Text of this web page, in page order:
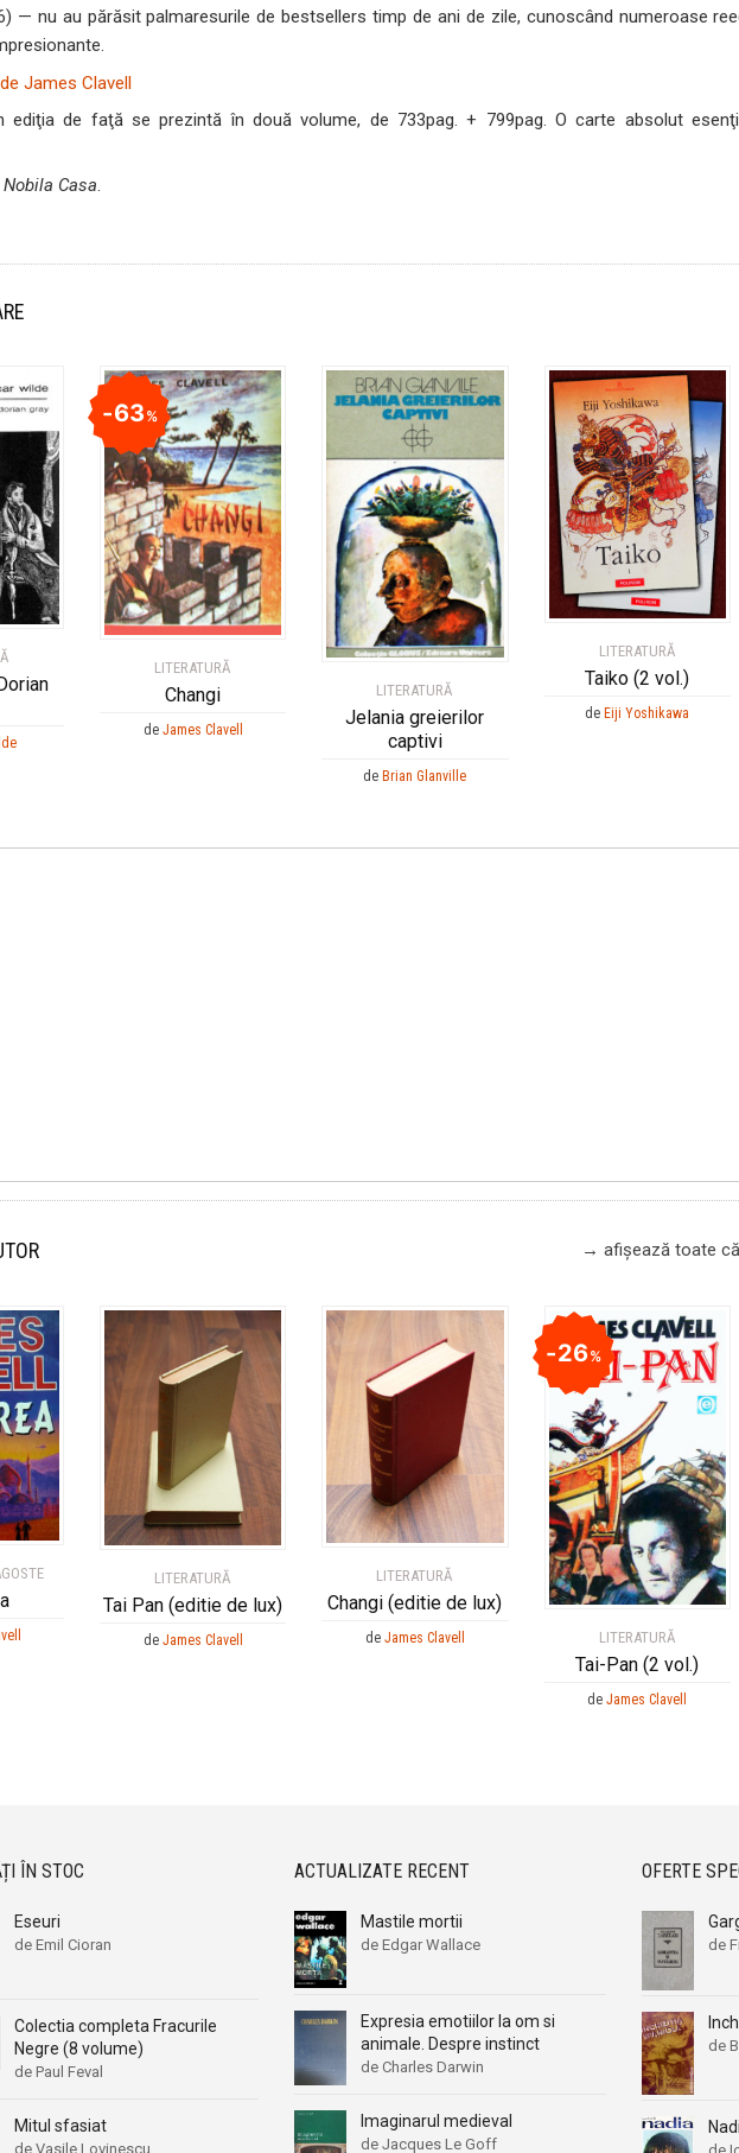
— nu au părăsit palmaresurile de bestsellers timp de ani de zile, cunoscând numeroase
ediţia de faţă se prezintă în două volume, de 733pag. + 799pag. O carte absolut
Nobila Casa
LITERATURĂ
Changi
63%
de James Clavell
LITERATURĂ
Jelania greierilor
captivi
de Brian Glanville
LITERATURĂ
Taiko (2 vol.)
deEiji Yoshikawa
→ afișează toate
LITERATURĂ
Tai Pan (editie de lux)
de James Clavell
LITERATURĂ
Changi (editie de lux)
de James Clavell LITERATURĂ
Tai-Pan (2 vol.)
26%
deJames Clavell
ÎN STOC
Eseuri
de Emil Cioran
Colectia completa Fracurile
Negre (8 volume)
de Paul Feval
Mitul sfasiat
de Vasile Lovinescu
ACTUALIZATE RECENT
Mastile mortii
de Edgar Wallace
Expresia emotiilor la om si
animale. Despre instinct
de Charles Darwin
Imaginarul medieval
de Jacques Le Goff
OFERTE
de
de